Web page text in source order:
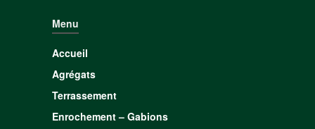
Menu
Accueil
Agrégats
Terrassement
Enrochement – Gabions